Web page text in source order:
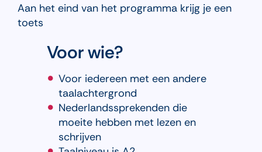
Aan het eind van het programma krijg je een
toets
Voor wie?
Voor iedereen met een andere
taalachtergrond
Nederlandssprekenden die
moeite hebben met lezen en
schrijven